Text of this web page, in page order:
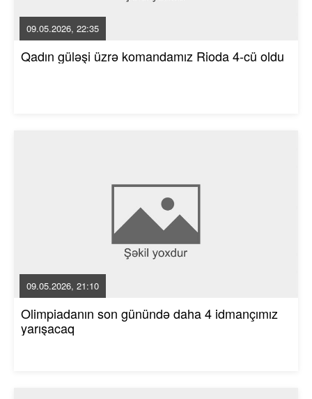
09.05.2026, 22:35
Qadın güləşi üzrə komandamız Rioda 4-cü oldu
09.05.2026, 21:10
Olimpiadanın son günündə daha 4 idmançımız
yarışacaq